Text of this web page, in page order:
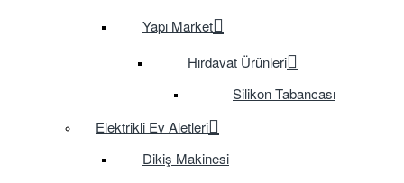
Yapı Market
Hırdavat Ürünleri
Silikon Tabancası
Elektrikli Ev Aletleri
Dikiş Makinesi